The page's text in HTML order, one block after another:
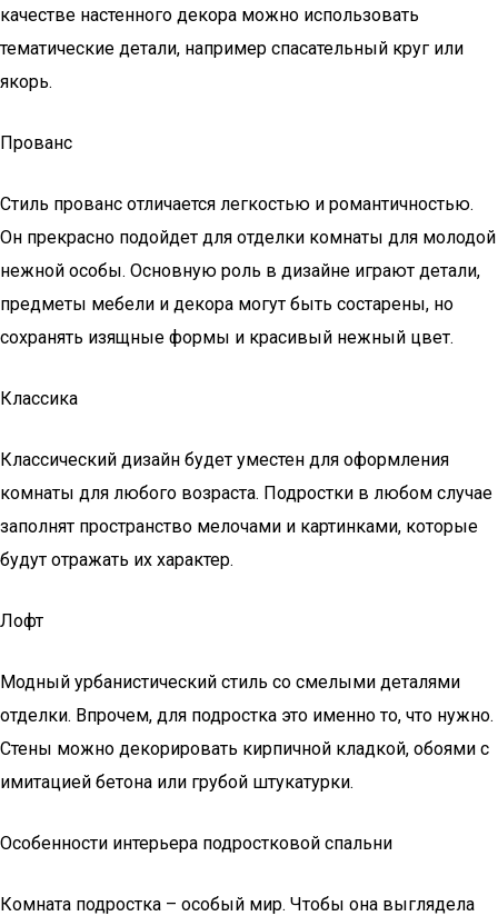
качестве настенного декора можно использовать
тематические детали, например спасательный круг или
якорь.
Прованс
Стиль прованс отличается легкостью и романтичностью.
Он прекрасно подойдет для отделки комнаты для молодой
нежной особы. Основную роль в дизайне играют детали,
предметы мебели и декора могут быть состарены, но
сохранять изящные формы и красивый нежный цвет.
Классика
Классический дизайн будет уместен для оформления
комнаты для любого возраста. Подростки в любом случае
заполнят пространство мелочами и картинками, которые
будут отражать их характер.
Лофт
Модный урбанистический стиль со смелыми деталями
отделки. Впрочем, для подростка это именно то, что нужно.
Стены можно декорировать кирпичной кладкой, обоями с
имитацией бетона или грубой штукатурки.
Особенности интерьера подростковой спальни
Комната подростка – особый мир. Чтобы она выглядела